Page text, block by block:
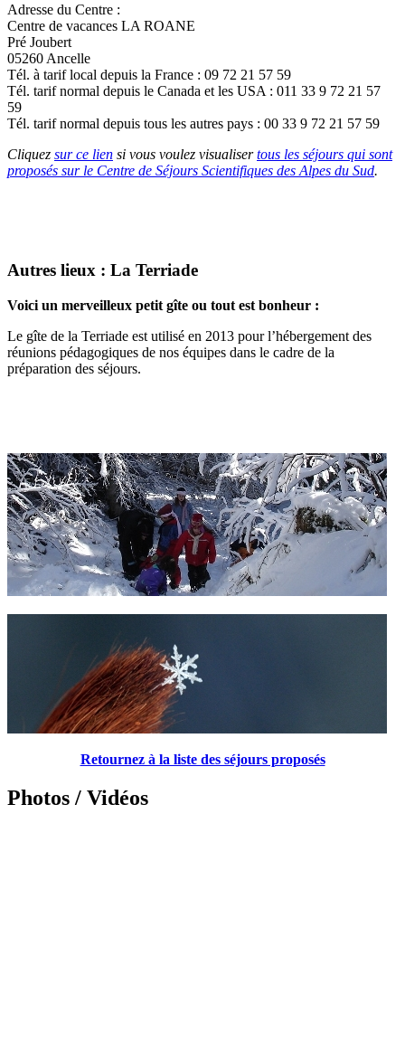
Adresse du Centre :
Centre de vacances LA ROANE
Pré Joubert
05260 Ancelle
Tél. à tarif local depuis la France : 09 72 21 57 59
Tél. tarif normal depuis le Canada et les USA : 011 33 9 72 21 57
59
Tél. tarif normal depuis tous les autres pays : 00 33 9 72 21 57 59
Cliquez sur ce lien si vous voulez visualisertous les séjours qui sont
proposés sur le Centre de Séjours Scientifiques des Alpes du Sud.
Autres lieux : La Terriade
Voici un merveilleux petit gîte ou tout est bonheur :
Le gîte de la Terriade est utilisé en 2013 pour l’hébergement des
réunions pédagogiques de nos équipes dans le cadre de la
préparation des séjours.
Retournez à la liste des séjours proposés
Photos / Vidéos